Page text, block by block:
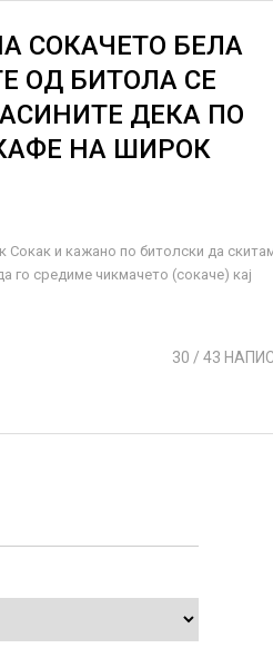
СОКАЧЕТО БЕЛА
ОД БИТОЛА СЕ
ДЕКА ПО
НА ШИРОК
и кажано по битолски да
го средиме чикмачето (сокаче) кај
30 / 43